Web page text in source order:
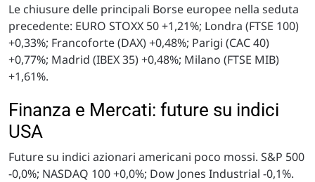
Le chiusure delle principali Borse europee nella seduta
precedente: EURO STOXX 50 +1,21%; Londra (FTSE 100)
+0,33%; Francoforte (DAX) +0,48%; Parigi (CAC 40)
+0,77%; Madrid (IBEX 35) +0,48%; Milano (FTSE MIB)
+1,61%.
Finanza e Mercati: future su indici
USA
Future su indici azionari americani poco mossi. S&P 500
-0,0%; NASDAQ 100 +0,0%; Dow Jones Industrial -0,1%.